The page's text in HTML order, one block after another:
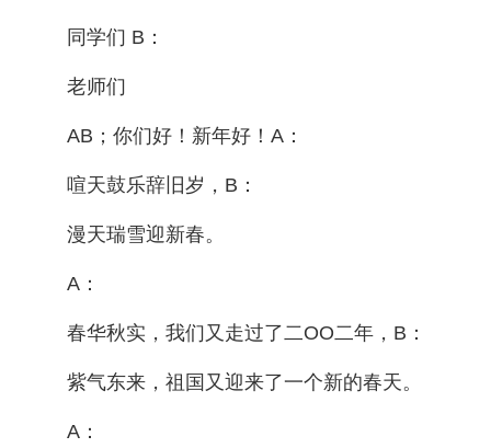
同学们 B：
老师们
AB；你们好！新年好！A：
喧天鼓乐辞旧岁，B：
漫天瑞雪迎新春。
A：
春华秋实，我们又走过了二OO二年，B：
紫气东来，祖国又迎来了一个新的春天。
A：